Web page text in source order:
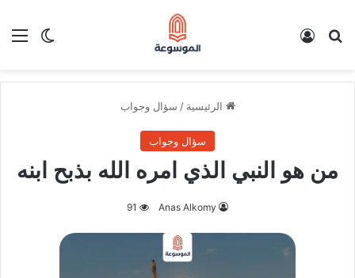
الوضع بحث عن
الرئيسية / سؤال وجواب
سؤال وجواب
من هو النبي الذي امره الله بذبح ابنه
Anas Alkomy
91